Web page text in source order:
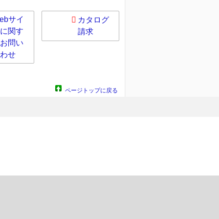
サイ
関す
問い
せ
カタログ
請求
ページトップに戻る